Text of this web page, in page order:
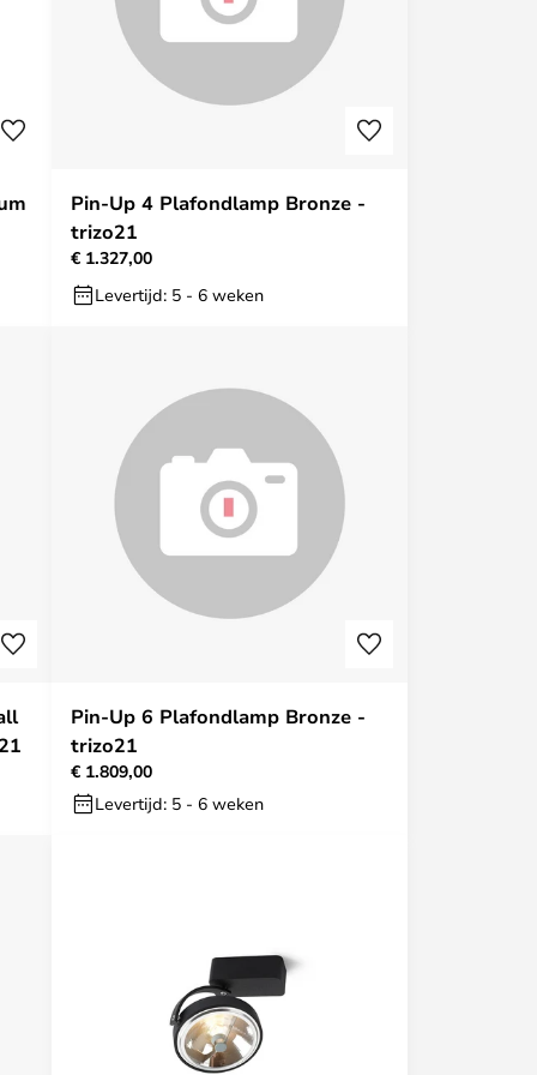
Pin-Up 4 Plafondlamp Bronze -
trizo21
€ 1.327,00
Levertijd: 5 - 6 weken
Pin-Up 6 Plafondlamp Bronze -
trizo21
€ 1.809,00
Levertijd: 5 - 6 weken